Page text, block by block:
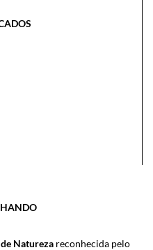
Natureza reconhecida pelo